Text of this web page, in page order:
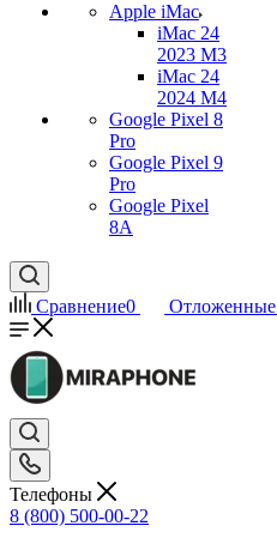
Apple iMac
iMac 24
2023 M3
iMac 24
2024 M4
Google Pixel 8
Pro
Google Pixel 9
Pro
Google Pixel
8A
Сравнение0 Отложенные
Телефоны
8 (800) 500-00-22